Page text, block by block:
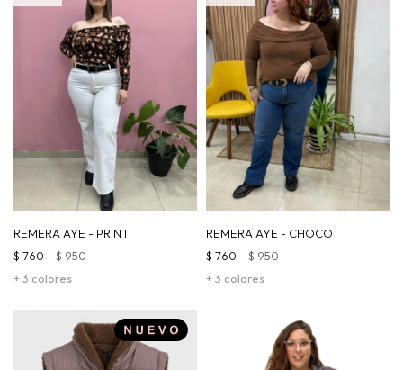
REMERA AYE - PRINT
+ 3 colores
$ 760 $950
REMERA AYE - CHOCO
+ 3 colores
$ 760 $950